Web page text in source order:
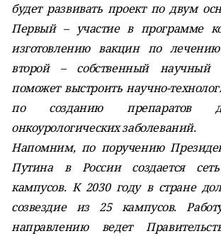
будет развивать проект по двум
Первый – участие в программе
изготовлению вакцин по
второй – собственный научный
поможет выстроить научно-
по созданию препаратов
онкоурологических заболеваний.
Напомним, по поручению
Путина в России создается
кампусов. К 2030 году в стране
созвездие из 25 кампусов.
направлению ведет